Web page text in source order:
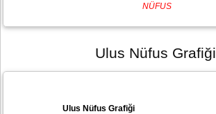
NÜFUS
Ulus Nüfus Grafiği
Ulus Nüfus Grafiği